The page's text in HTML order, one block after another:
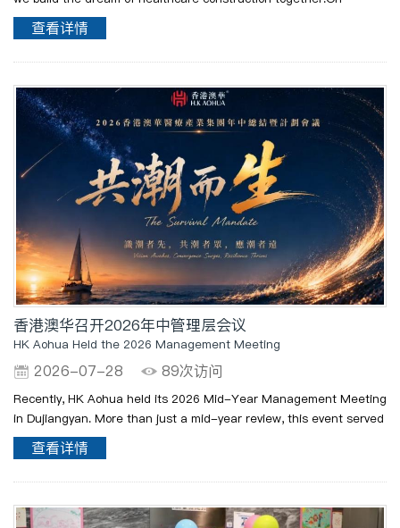
January 30, 2026, the 2026 Chinese New Year Annual Gala of
Hong Kong Allall Healthcare Industry Group, themed "..
查看详情
香港澳华召开2026年中管理层会议
HK Aohua Held the 2026 Management Meeting
2026-07-28 89次访问
Recently, HK Aohua held its 2026 Mid-Year Management Meeting
in Dujiangyan. More than just a mid-year review, this event served
as an in-depth "management health check". Breaking free from
narrow business silos, participating mana..
查看详情